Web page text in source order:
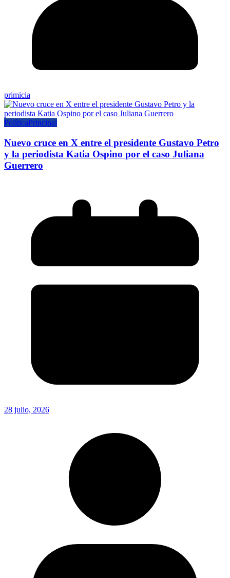
primicia
PolíticaPrincipal
Nuevo cruce en X entre el presidente Gustavo Petro
y la periodista Katia Ospino por el caso Juliana
Guerrero
28 julio, 2026